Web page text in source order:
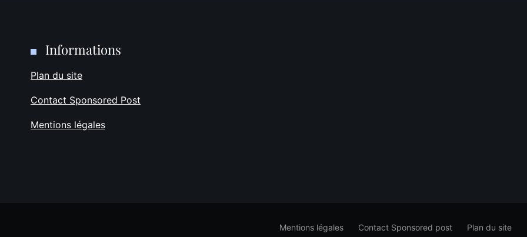
Informations
Plan du site
Contact Sponsored Post
Mentions légales
Mentions légales Contact Sponsored post Plan du site